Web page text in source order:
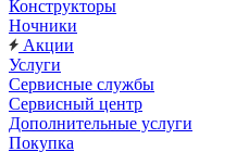
Конструкторы
Ночники
Акции
Услуги
Сервисные службы
Сервисный центр
Дополнительные услуги
Покупка